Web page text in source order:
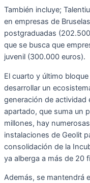
También incluye;
en empresas de
postgraduadas
que se busca que
juvenil (300.000 euros).
El cuarto y último
desarrollar un
generación de actividad
apartado, que suma un
millones, hay
instalaciones de Geolit
consolidación de la
ya alberga a más de 20
Además, se mantendrá